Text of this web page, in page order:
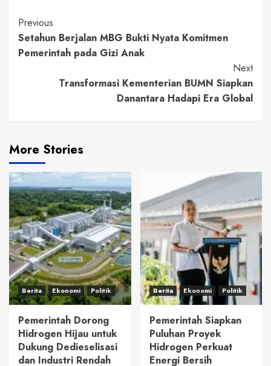
Continue
Reading
Previous
Setahun Berjalan MBG Bukti Nyata Komitmen
Pemerintah pada Gizi Anak
Next
Transformasi Kementerian BUMN Siapkan
Danantara Hadapi Era Global
More Stories
Berita Ekonomi Politik
Pemerintah Dorong
Hidrogen Hijau untuk
Dukung Dedieselisasi
dan Industri Rendah
Berita Ekonomi Politik
Pemerintah Siapkan
Puluhan Proyek
Hidrogen Perkuat
Energi Bersih